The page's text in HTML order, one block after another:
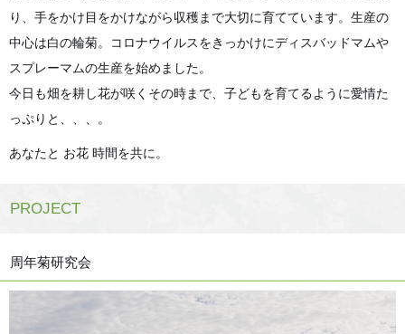
り、手をかけ目をかけながら収穫まで大切に育てています。生産の
中心は白の輪菊。コロナウイルスをきっかけにディスバッドマムや
スプレーマムの生産を始めました。
今日も畑を耕し花が咲くその時まで、子どもを育てるように愛情た
っぷりと、、、。
あなたと お花 時間を共に。
PROJECT
周年菊研究会